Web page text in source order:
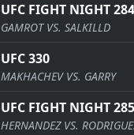
UFC FIGHT NIGHT 284
GAMROT VS. SALKILLD
UFC 330
MAKHACHEV VS. GARRY
UFC FIGHT NIGHT 285
HERNANDEZ VS.